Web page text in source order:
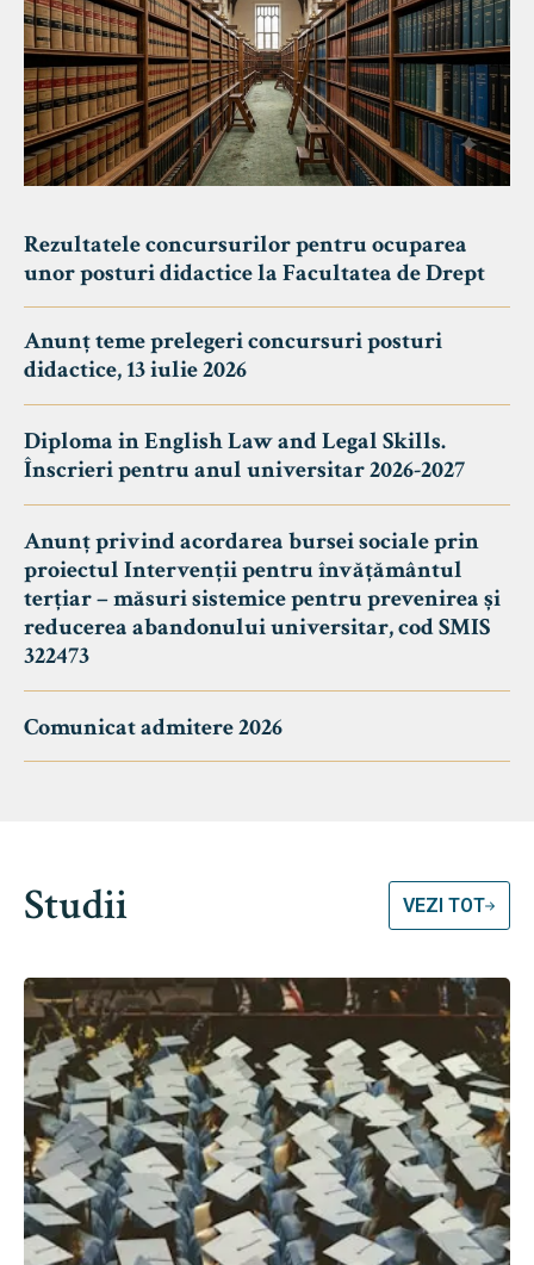
Rezultatele concursurilor pentru ocuparea
unor posturi didactice la Facultatea de Drept
Anunț teme prelegeri concursuri posturi
didactice, 13 iulie 2026
Diploma in English Law and Legal Skills.
Înscrieri pentru anul universitar 2026-2027
Anunț privind acordarea bursei sociale prin
proiectul Intervenții pentru învățământul
terțiar – măsuri sistemice pentru prevenirea și
reducerea abandonului universitar, cod SMIS
322473
Comunicat admitere 2026
Studii VEZI TOT